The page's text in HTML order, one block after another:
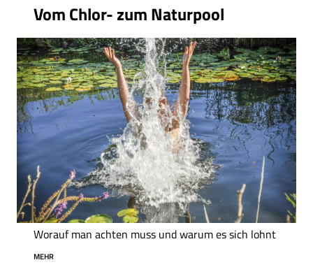
Vom Chlor- zum Naturpool
Worauf man achten muss und warum es sich lohnt
MEHR